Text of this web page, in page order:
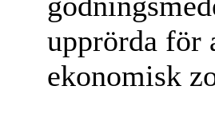
upprörda för
ekonomisk